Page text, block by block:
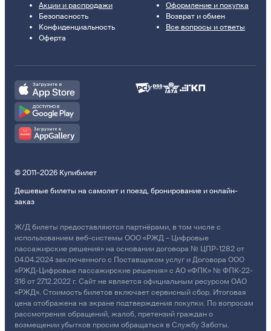
Акции и распродажи
Безопасность
Конфиденциальность
Оферта
Оформление и покупка
Возврат и обмен
Все вопросы и ответы
© 2011–2026 Купибилет
Дешевые билеты на самолет и поезд, бронирование и онлайн-
заказ
Ж/Д билеты предоставляются партнёрами, в том числе с
использованием веб-системы ООО «РЖД – Цифровые
пассажирские решения» на основании договора № ЦПР-1282 от
04.04.2024 заключенного с Поставщиком услуг и Договора ООО
«РЖД-Цифровые пассажирские решения» с АО «ФПК» № ФПК-22-
316 от 27.12.2022 г. Сайт не является официальным ресурсом ОАО
«РЖД». Стоимость билетов включает сервисный сбор. Итоговая
цена отображена на экране подтверждения покупки. По вопросам
рассмотрения обращений, жалоб, претензий граждан о
возмещении убытков просим обращаться в Службу Заботы.